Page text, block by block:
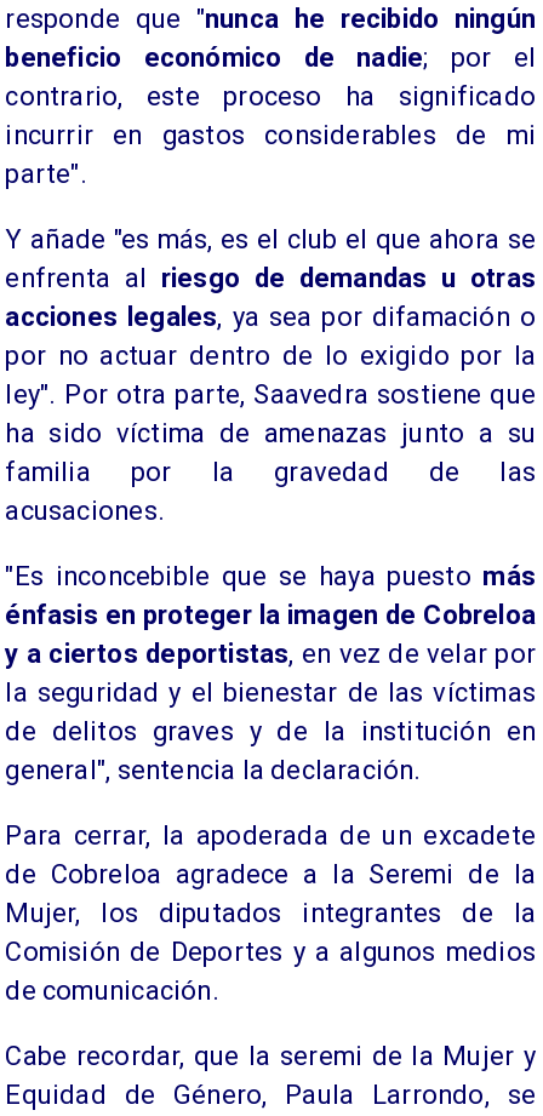
responde que "nunca he recibido ningún
beneficio económico de nadie; por el
contrario, este proceso ha significado
incurrir en gastos considerables de mi
parte".
Y añade "es más, es el club el que ahora se
enfrenta al riesgo de demandas u otras
acciones legales, ya sea por difamación o
por no actuar dentro de lo exigido por la
ley". Por otra parte, Saavedra sostiene que
ha sido víctima de amenazas junto a su
familia por la gravedad de las
acusaciones.
"Es inconcebible que se haya puesto más
énfasis en proteger la imagen de Cobreloa
y a ciertos deportistas, en vez de velar por
la seguridad y el bienestar de las víctimas
de delitos graves y de la institución en
general", sentencia la declaración.
Para cerrar, la apoderada de un excadete
de Cobreloa agradece a la Seremi de la
Mujer, los diputados integrantes de la
Comisión de Deportes y a algunos medios
de comunicación.
Cabe recordar, que la seremi de la Mujer y
Equidad de Género, Paula Larrondo, se